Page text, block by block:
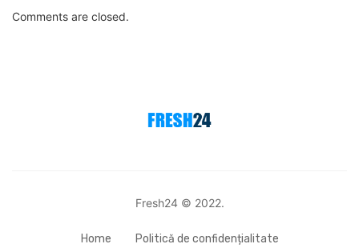
Comments are closed.
Fresh24 © 2022.
Home Politică de confidențialitate